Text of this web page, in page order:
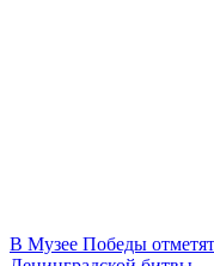
В Музее Победы